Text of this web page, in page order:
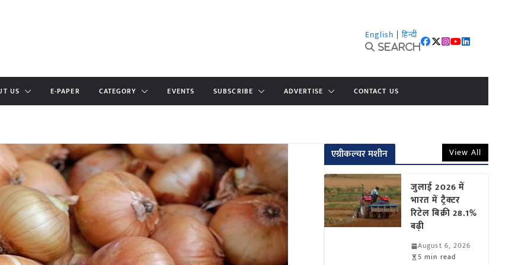
English | हिन्दी
Search
US E-PAPER CATEGORY EVENTS SUBSCRIBE ADVERTISE CONTACT US
एग्रीकल्चर मशीन View All
जुलाई 2026 में
भारत में ट्रैक्टर
रिटेल बिक्री 28.1%
बढ़ी
August 6, 2026
5 min read